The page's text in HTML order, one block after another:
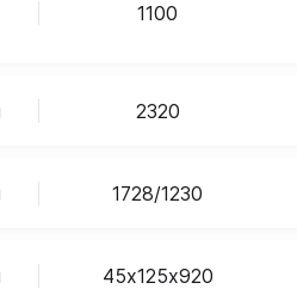
1100
2320
1728/1230
45х125х920